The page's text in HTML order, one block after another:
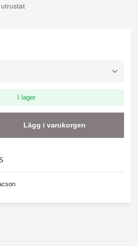
I lager
Lägg i varukorgen